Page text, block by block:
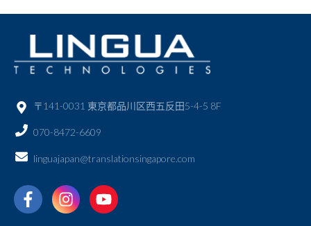
〒141-0031 東京都品川区西五反田5-4-5 8F
070-8472-6609
linguajapan@translationsingapore.com